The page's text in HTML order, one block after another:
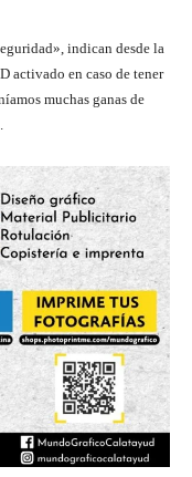
indican desde la
activado en caso de tener
muchas ganas de